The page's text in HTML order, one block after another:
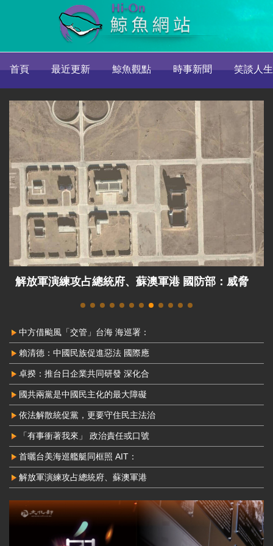
首頁 最近更新 鯨魚觀點 時事新聞 笑談人生
解放軍演練攻占總統府、蘇澳軍港 國防部：威脅
中方借颱風「交管」台海 海巡署：
賴清德：中國民族促進惡法 國際應
卓揆：推台日企業共同研發 深化合
國共兩黨是中國民主化的最大障礙
依法解散統促黨，更要守住民主法治
「有事衝著我來」 政治責任或口號
首曬台美海巡艦艇同框照 AIT：
解放軍演練攻占總統府、蘇澳軍港